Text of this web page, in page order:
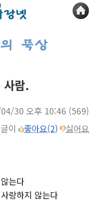
사람.
30 오후 10:46 (569)
이
좋아요(2)
싫어요
는다
랑하지 않는다